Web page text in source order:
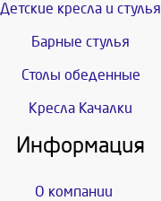
Детские кресла и стулья
Барные стулья
Столы обеденные
Кресла Качалки
Информация
О компании